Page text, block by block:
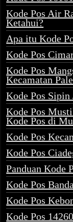
Kode Pos Air
Ketahui?
Apa itu Kode
Kode Pos
Kode Pos
Kecamatan
Kode Pos Sipin
Kode Pos
Kode Pos di
Kode Pos
Kode Pos
Panduan Kode
Kode Pos
Kode Pos
Kode Pos